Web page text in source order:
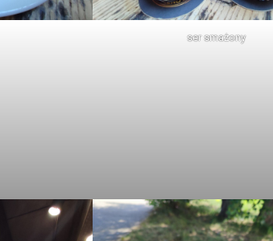
ser smażony